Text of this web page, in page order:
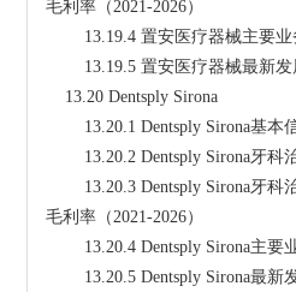
毛利率（2021-2026）
13.19.4 置安医疗器械主要
13.19.5 置安医疗器械最新
    13.20 Dentsply Sirona
13.20.1 Dentsply Sirona基本
13.20.2 Dentsply
毛利率（2021-2026）
13.20.4 Dentsply Sirona主
13.20.5 Dentsply Sirona最